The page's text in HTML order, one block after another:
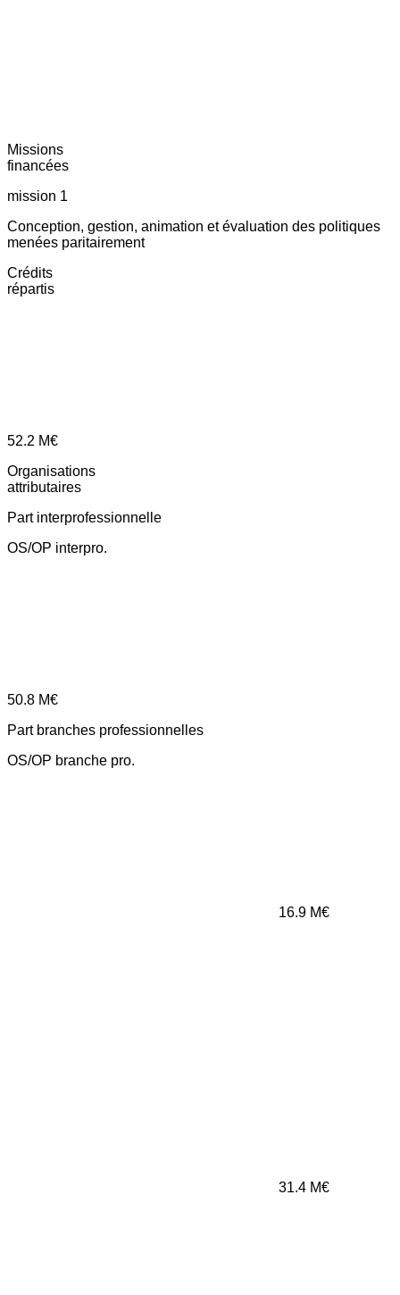
Missions
financées
mission 1
Conception, gestion, animation et évaluation des politiques
menées paritairement
Crédits
répartis
52.2 M€
Organisations
attributaires
Part interprofessionnelle
OS/OP interpro.
50.8 M€
Part branches professionnelles
OS/OP branche pro.
16.9 M€
31.4 M€